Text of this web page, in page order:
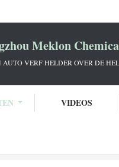
Meklon
VERF HELDER OVER DE
VIDEOS